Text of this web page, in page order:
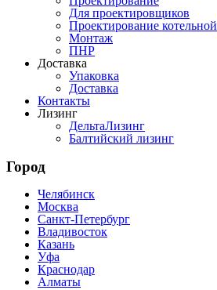
Для проектировщиков
Проектирование котельной
Монтаж
ПНР
Доставка
Упаковка
Доставка
Контакты
Лизинг
ДельтаЛизинг
Балтийский лизинг
Город
Челябинск
Москва
Санкт-Петербург
Владивосток
Казань
Уфа
Краснодар
Алматы